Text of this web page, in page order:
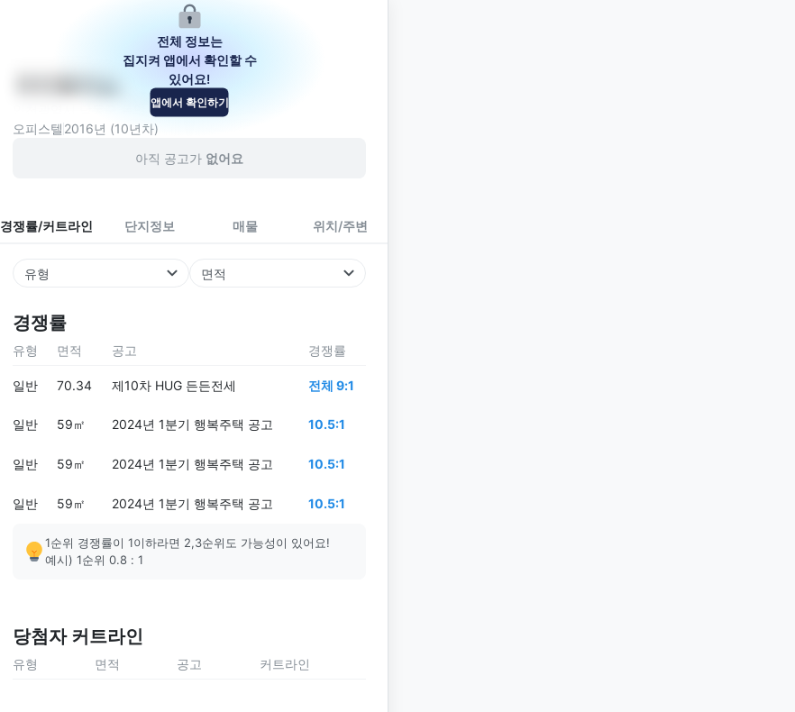
인천광역시 남동구 동암남로34번길 46
오피스텔 2016년 (10년차)
아직 공고가 없어요
경쟁률/커트라인 단지정보 매물 위치/주변
유형 면적
경쟁률
전체 정보는
집지켜 앱에서 확인할 수
있어요!
앱에서 확인하기
유형 면적 공고 경쟁률
일반 70.34 제10차 HUG 든든전세 전체 9:1
일반 59㎡ 2024년 1분기 행복주택 공고 10.5:1
일반 59㎡ 2024년 1분기 행복주택 공고 10.5:1
일반 59㎡ 2024년 1분기 행복주택 공고 10.5:1
1순위 경쟁률이 1이하라면 2,3순위도 가능성이 있어요!
예시) 1순위 0.8 : 1
당첨자 커트라인
유형 면적 공고 커트라인